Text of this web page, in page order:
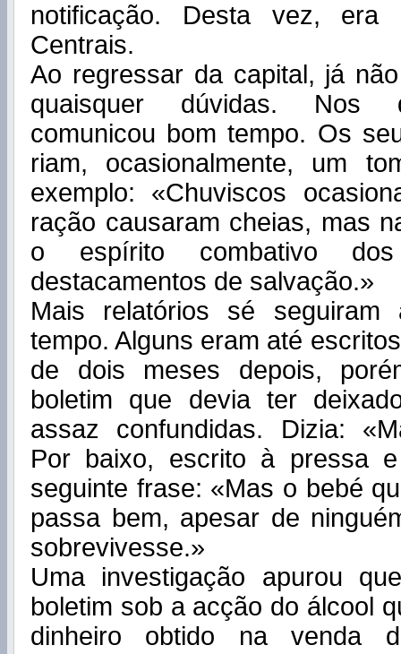
notificação. Desta vez, era
Centrais.
Ao regressar da capital, já
quaisquer dúvidas. Nos
comunicou bom tempo. Os
riam, ocasionalmente, um
exemplo: «Chuviscos
ração causaram cheias, mas
o espírito combativo
destacamentos de salvação.»
Mais relatórios sé seguiram
tempo. Alguns eram até
de dois meses depois,
boletim que devia ter
assaz confundidas. Dizia:
Por baixo, escrito à pressa
seguinte frase: «Mas o bebé
passa bem, apesar de
sobrevivesse.»
Uma investigação apurou
boletim sob a acção do álcool
dinheiro obtido na venda